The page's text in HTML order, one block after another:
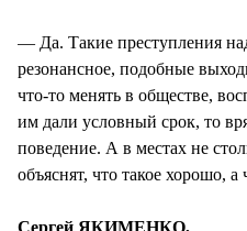
— Да. Такие преступления
резонансное, подобные
что-то менять в обществе,
им дали условный срок, то
поведение. А в местах не
объяснят, что такое хорошо, а
Сергей ЯКИМЕНКО,